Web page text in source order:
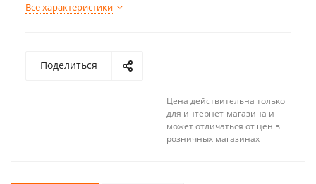
Все характеристики
Поделиться
Цена действительна только
для интернет-магазина и
может отличаться от цен в
розничных магазинах